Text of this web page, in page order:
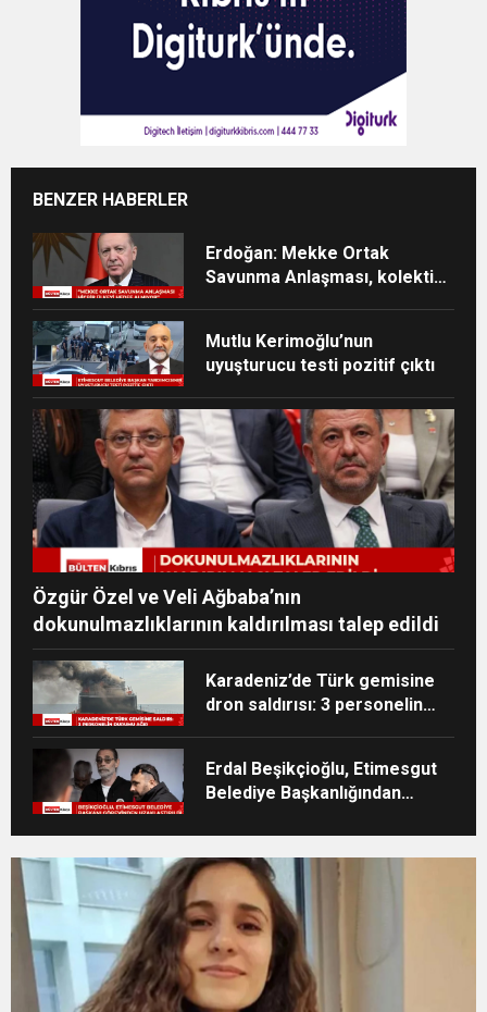
BENZER HABERLER
Erdoğan: Mekke Ortak
Savunma Anlaşması, kolektif
Mutlu Kerimoğlu’nun
uyuşturucu testi pozitif çıktı
Özgür Özel ve Veli Ağbaba’nın
dokunulmazlıklarının kaldırılması talep edildi
Karadeniz’de Türk gemisine
dron saldırısı: 3 personelin
Erdal Beşikçioğlu, Etimesgut
Belediye Başkanlığından